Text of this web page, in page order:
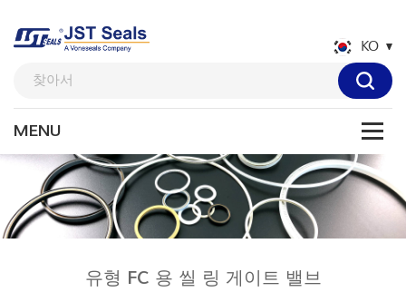
KO
유형 FC 용 씰 링 게이트 밸브